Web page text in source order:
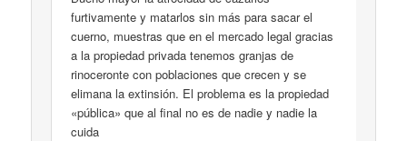
furtivamente y matarlos sin más para sacar el
cuerno, muestras que en el mercado legal gracias
a la propiedad privada tenemos granjas de
rinoceronte con poblaciones que crecen y se
elimana la extinsión. El problema es la propiedad
«pública» que al final no es de nadie y nadie la
cuida